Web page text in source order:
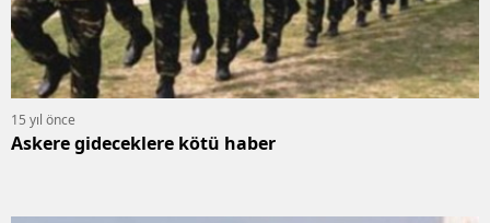
15 yıl önce
Askere gideceklere kötü haber